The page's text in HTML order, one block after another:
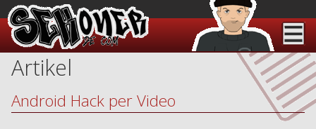
Artikel
Android Hack per Video